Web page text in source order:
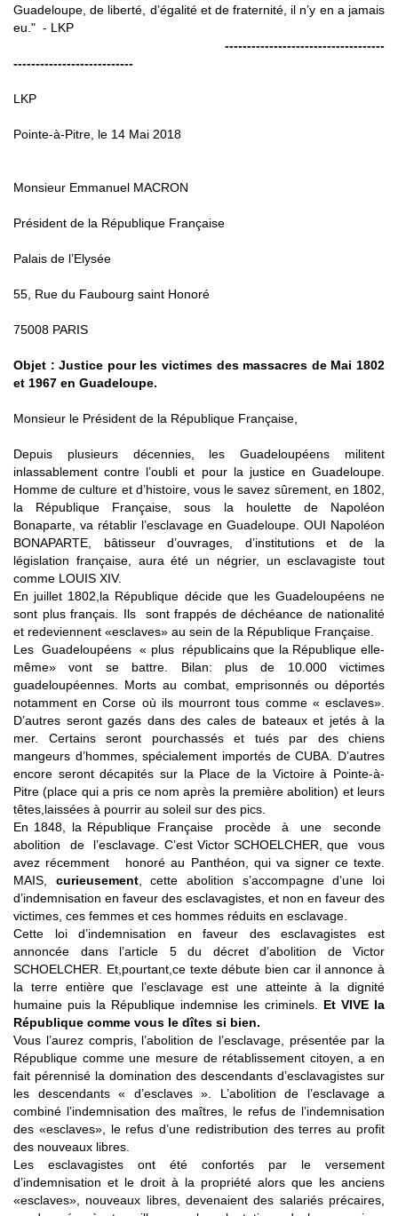
Guadeloupe, de liberté, d’égalité et de fraternité, il n’y en a jamais
eu." - LKP
------------------------------------
---------------------------
LKP
Pointe-à-Pitre, le 14 Mai 2018
Monsieur Emmanuel MACRON
Président de la République Française
Palais de l’Elysée
55, Rue du Faubourg saint Honoré
75008 PARIS
Objet : Justice pour les victimes des massacres de Mai 1802
et 1967 en Guadeloupe.
Monsieur le Président de la République Française,
Depuis plusieurs décennies, les Guadeloupéens militent
inlassablement contre l’oubli et pour la justice en Guadeloupe.
Homme de culture et d’histoire, vous le savez sûrement, en 1802,
la République Française, sous la houlette de Napoléon
Bonaparte, va rétablir l’esclavage en Guadeloupe. OUI Napoléon
BONAPARTE, bâtisseur d’ouvrages, d’institutions et de la
législation française, aura été un négrier, un esclavagiste tout
comme LOUIS XIV.
En juillet 1802,la République décide que les Guadeloupéens ne
sont plus français. Ils sont frappés de déchéance de nationalité
et redeviennent «esclaves» au sein de la République Française.
Les Guadeloupéens « plus républicains que la République elle-
même» vont se battre. Bilan: plus de 10.000 victimes
guadeloupéennes. Morts au combat, emprisonnés ou déportés
notamment en Corse où ils mourront tous comme « esclaves».
D’autres seront gazés dans des cales de bateaux et jetés à la
mer. Certains seront pourchassés et tués par des chiens
mangeurs d’hommes, spécialement importés de CUBA. D’autres
encore seront décapités sur la Place de la Victoire à Pointe-à-
Pitre (place qui a pris ce nom après la première abolition) et leurs
têtes,laissées à pourrir au soleil sur des pics.
En 1848, la République Française procède à une seconde
abolition de l’esclavage. C’est Victor SCHOELCHER, que vous
avez récemment honoré au Panthéon, qui va signer ce texte.
MAIS,
curieusement, cette abolition s’accompagne d’une loi
d’indemnisation en faveur des esclavagistes, et non en faveur des
victimes, ces femmes et ces hommes réduits en esclavage.
Cette loi d’indemnisation en faveur des esclavagistes est
annoncée dans l’article 5 du décret d’abolition de Victor
SCHOELCHER. Et,pourtant,ce texte débute bien car il annonce à
la terre entière que l’esclavage est une atteinte à la dignité
humaine puis la République indemnise les criminels. Et VIVE la
République comme vous le dîtes si bien.
Vous l’aurez compris, l’abolition de l’esclavage, présentée par la
République comme une mesure de rétablissement citoyen, a en
fait pérennisé la domination des descendants d’esclavagistes sur
les descendants « d’esclaves ». L’abolition de l’esclavage a
combiné l’indemnisation des maîtres, le refus de l’indemnisation
des «esclaves», le refus d’une redistribution des terres au profit
des nouveaux libres.
Les esclavagistes ont été confortés par le versement
d’indemnisation et le droit à la propriété alors que les anciens
«esclaves», nouveaux libres, devenaient des salariés précaires,